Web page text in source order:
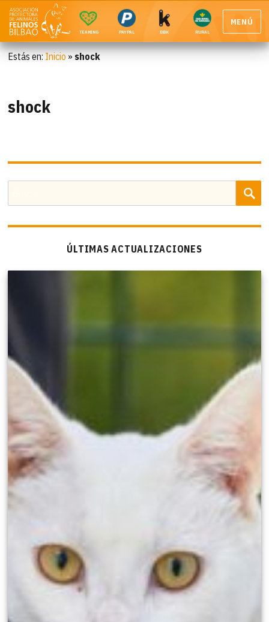
TEAMING PAYPAL BBK RURAL
MENÚ
Estás en: Inicio » shock
shock
por:
ÚLTIMAS ACTUALIZACIONES